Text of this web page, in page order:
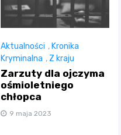
Aktualności , Kronika
Kryminalna , Z kraju
Zarzuty dla ojczyma
ośmioletniego
chłopca
9 maja 2023